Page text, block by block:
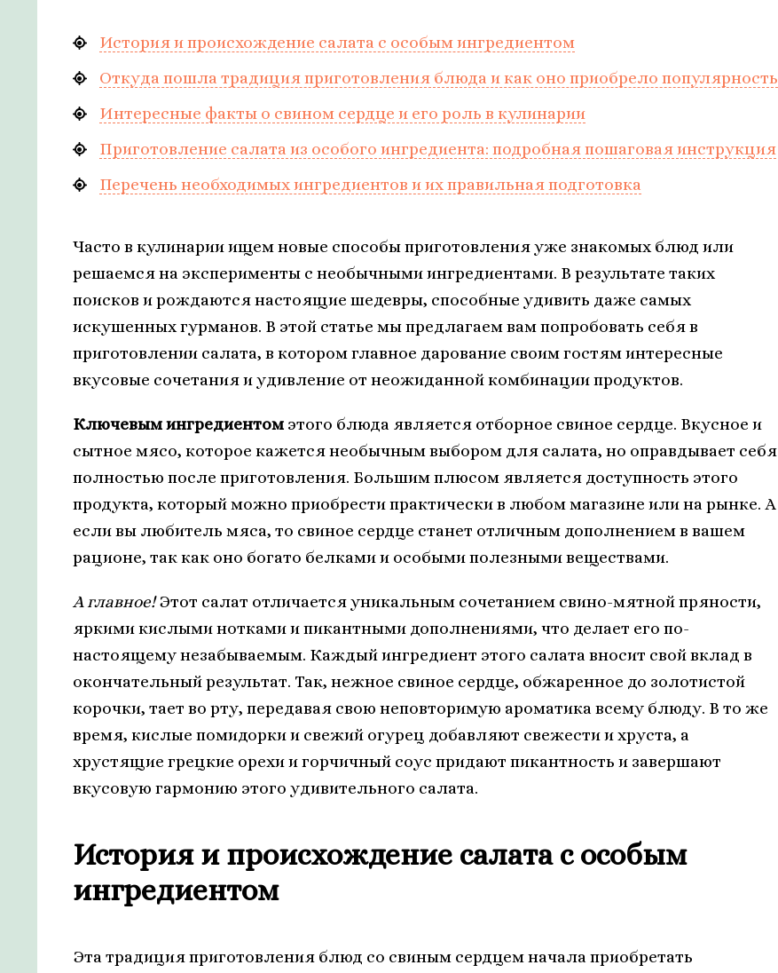
История и происхождение салата с особым ингредиентом
Откуда пошла традиция приготовления блюда и как оно приобрело популярность
Интересные факты о свином сердце и его роль в кулинарии
Приготовление салата из особого ингредиента: подробная пошаговая инструкция
Перечень необходимых ингредиентов и их правильная подготовка
Часто в кулинарии ищем новые способы приготовления уже знакомых блюд или
решаемся на эксперименты с необычными ингредиентами. В результате таких
поисков и рождаются настоящие шедевры, способные удивить даже самых
искушенных гурманов. В этой статье мы предлагаем вам попробовать себя в
приготовлении салата, в котором главное дарование своим гостям интересные
вкусовые сочетания и удивление от неожиданной комбинации продуктов.
Ключевым ингредиентом этого блюда является отборное свиное сердце. Вкусное и
сытное мясо, которое кажется необычным выбором для салата, но оправдывает себя
полностью после приготовления. Большим плюсом является доступность этого
продукта, который можно приобрести практически в любом магазине или на рынке. А
если вы любитель мяса, то свиное сердце станет отличным дополнением в вашем
рационе, так как оно богато белками и особыми полезными веществами.
А главное!Этот салат отличается уникальным сочетанием свино-мятной пряности,
яркими кислыми нотками и пикантными дополнениями, что делает его по-
настоящему незабываемым. Каждый ингредиент этого салата вносит свой вклад в
окончательный результат. Так, нежное свиное сердце, обжаренное до золотистой
корочки, тает во рту, передавая свою неповторимую ароматика всему блюду. В то же
время, кислые помидорки и свежий огурец добавляют свежести и хруста, а
хрустящие грецкие орехи и горчичный соус придают пикантность и завершают
вкусовую гармонию этого удивительного салата.
История и происхождение салата с особым
ингредиентом
Эта традиция приготовления блюд со свиным сердцем начала приобретать